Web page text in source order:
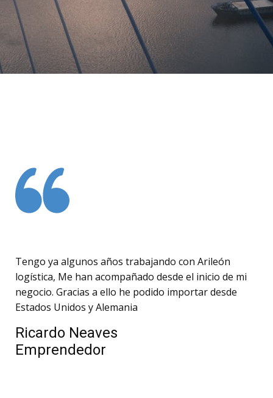
Tengo ya algunos años trabajando con Arileón
logística, Me han acompañado desde el inicio de mi
negocio. Gracias a ello he podido importar desde
Estados Unidos y Alemania
Ricardo Neaves
Emprendedor